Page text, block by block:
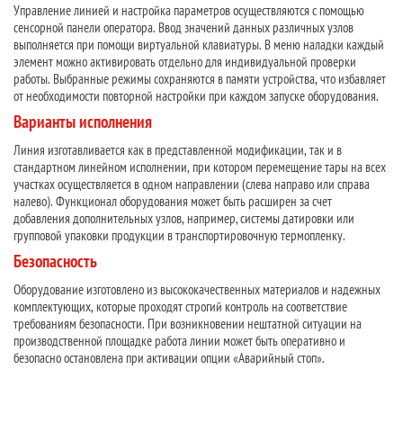
Управление линией и настройка параметров осуществляются с помощью
сенсорной панели оператора. Ввод значений данных различных узлов
выполняется при помощи виртуальной клавиатуры. В меню наладки каждый
элемент можно активировать отдельно для индивидуальной проверки
работы. Выбранные режимы сохраняются в памяти устройства, что избавляет
от необходимости повторной настройки при каждом запуске оборудования.
Варианты исполнения
Линия изготавливается как в представленной модификации, так и в
стандартном линейном исполнении, при котором перемещение тары на всех
участках осуществляется в одном направлении (слева направо или справа
налево). Функционал оборудования может быть расширен за счет
добавления дополнительных узлов, например, системы датировки или
групповой упаковки продукции в транспортировочную термопленку.
Безопасность
Оборудование изготовлено из высококачественных материалов и надежных
комплектующих, которые проходят строгий контроль на соответствие
требованиям безопасности. При возникновении нештатной ситуации на
производственной площадке работа линии может быть оперативно и
безопасно остановлена при активации опции «Аварийный стоп».